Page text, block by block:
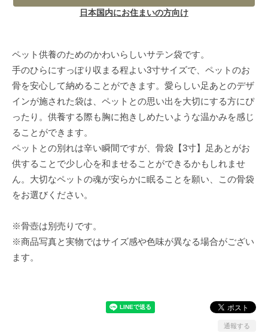
日本国内にお住まいの方向け
ペット供養のためのかわいらしいサテン袋です。
手のひらにすっぽり収まる程よい3寸サイズで、ペットのお
骨を安心して納めることができます。愛らしい足あとのデザ
インが施された袋は、ペットとの思い出を大切にする方にぴ
ったり。供養する際も胸に抱きしめたいような温かみを感じ
ることができます。
ペットとの別れは辛い瞬間ですが、骨袋【3寸】足あとがお
供することで少し心を和ませることができるかもしれませ
ん。大切なペットの魂が安らかに眠ることを願い、この骨袋
をお選びください。
※骨壺は別売りです。
※商品写真と実物ではサイズ感や色味が異なる場合がござい
ます。
通報する